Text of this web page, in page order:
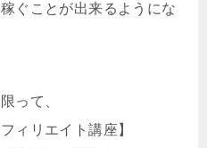
ぐことが出来るようにな
って、
ィリエイト講座】